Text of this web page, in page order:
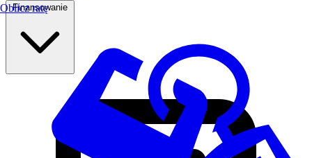
Finansowanie
Oblicz ratę